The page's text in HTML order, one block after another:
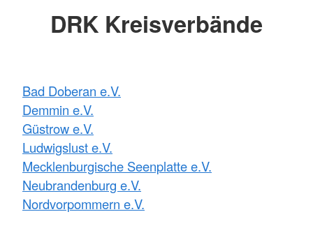
DRK Kreisverbände
Bad Doberan e.V.
Demmin e.V.
Güstrow e.V.
Ludwigslust e.V.
Mecklenburgische Seenplatte e.V.
Neubrandenburg e.V.
Nordvorpommern e.V.